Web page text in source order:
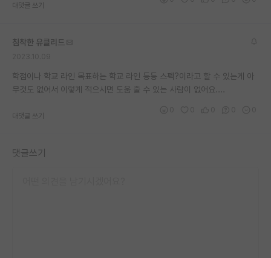
대댓글 쓰기
침착한 유클리드
학점이나 학교 라인 목표하는 학교 라인 등등 스펙?이라고 할 수 있는게 아
무것도 없어서 이렇게 적으시면 도움 줄 수 있는 사람이 없어요....
대댓글 쓰기
댓글쓰기